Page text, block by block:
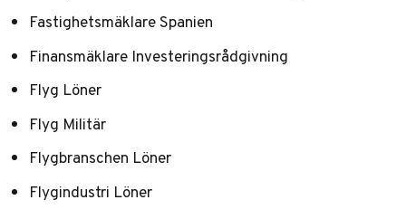
Fastighetsmäklare Spanien
Finansmäklare Investeringsrådgivning
Flyg Löner
Flyg Militär
Flygbranschen Löner
Flygindustri Löner